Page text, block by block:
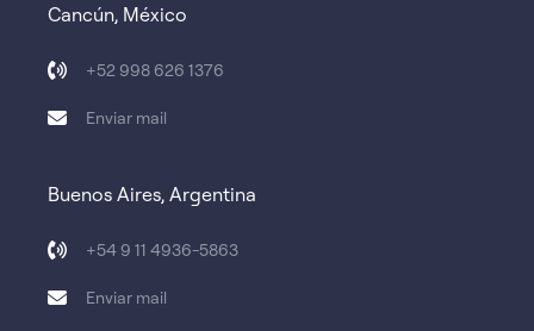
Cancún, México
+52 998 626 1376
Enviar mail
Buenos Aires, Argentina
+54 9 11 4936-5863
Enviar mail